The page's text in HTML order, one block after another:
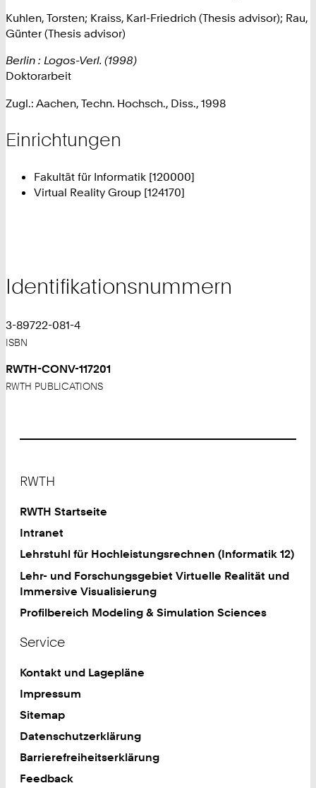
Kuhlen, Torsten; Kraiss, Karl-Friedrich (Thesis advisor); Rau,
Günter (Thesis advisor)
Berlin : Logos-Verl. (1998)
Doktorarbeit
Zugl.: Aachen, Techn. Hochsch., Diss., 1998
Einrichtungen
Fakultät für Informatik [120000]
Virtual Reality Group [124170]
Identifikationsnummern
3-89722-081-4
ISBN
RWTH-CONV-117201
RWTH PUBLICATIONS
RWTH
RWTH Startseite
Intranet
Lehrstuhl für Hochleistungsrechnen (Informatik 12)
Lehr- und Forschungsgebiet Virtuelle Realität und
Immersive Visualisierung
Profilbereich Modeling & Simulation Sciences
Service
Kontakt und Lagepläne
Impressum
Sitemap
Datenschutzerklärung
Barrierefreiheitserklärung
Feedback